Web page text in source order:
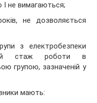
I не вимагаються;
не дозволяється
з електробезпеки
стаж роботи в
групою, зазначеній у
мають: